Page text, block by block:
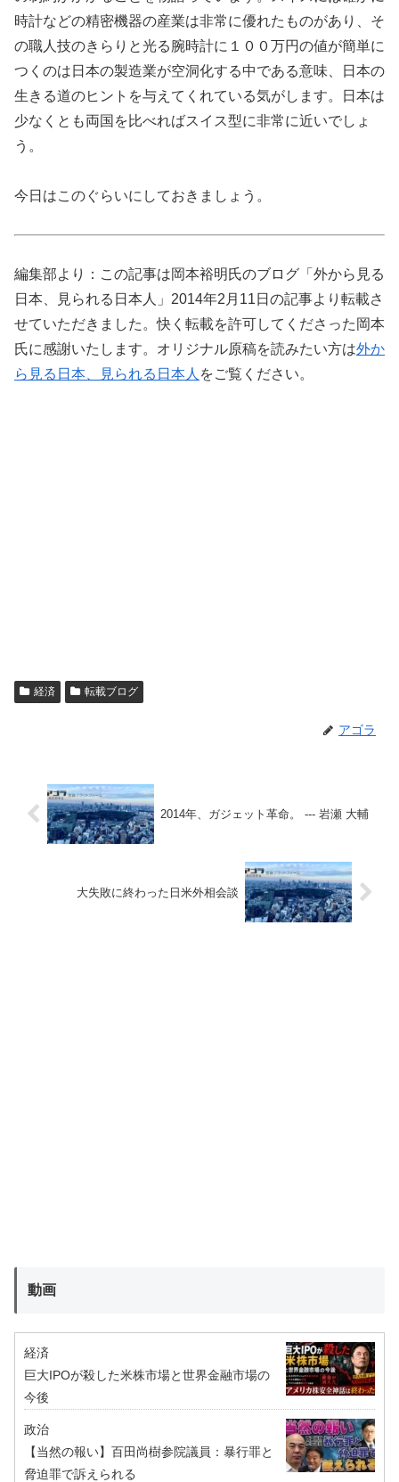
時計などの精密機器の産業は非常に優れたものがあり、そ
の職人技のきらりと光る腕時計に１００万円の値が簡単に
つくのは日本の製造業が空洞化する中である意味、日本の
生きる道のヒントを与えてくれている気がします。日本は
少なくとも両国を比べればスイス型に非常に近いでしょ
う。
今日はこのぐらいにしておきましょう。
編集部より：この記事は岡本裕明氏のブログ「外から見る
日本、見られる日本人」2014年2月11日の記事より転載さ
せていただきました。快く転載を許可してくださった岡本
氏に感謝いたします。オリジナル原稿を読みたい方は外か
ら見る日本、見られる日本人 をご覧ください。
経済 転載ブログ
アゴラ
2014年、ガジェット革命。 --- 岩瀬 大輔
大失敗に終わった日米外相会談
動画
経済
巨大IPOが殺した米株市場と世界金融市場の
今後
政治
【当然の報い】百田尚樹参院議員：暴行罪と
脅迫罪で訴えられる